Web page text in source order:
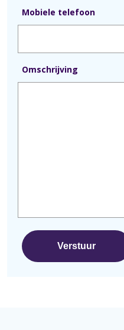
Mobiele telefoon
Omschrijving